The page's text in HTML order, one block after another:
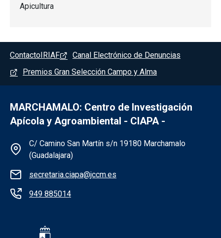
Apicultura
Pie de página - Marchamalo
Contacto IRIAF
Canal Electrónico de Denuncias
Premios Gran Selección Campo y Alma
MARCHAMALO: Centro de Investigación
Apícola y Agroambiental - CIAPA -
Información de la institución -
C/ Camino San Martín s/n 19180 Marchamalo
(Guadalajara)
secretaria.ciapa@jccm.es
949 885014